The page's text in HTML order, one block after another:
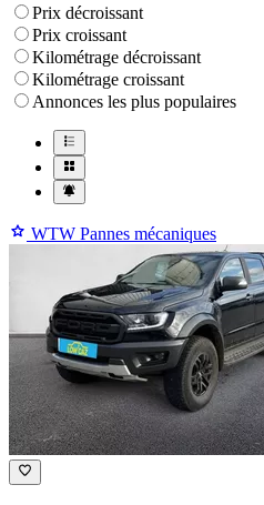
Prix décroissant
Prix croissant
Kilométrage décroissant
Kilométrage croissant
Annonces les plus populaires
WTW Pannes mécaniques